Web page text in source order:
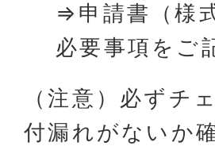
⇒申請書（様
必要事項をご
（注意）必ずチ
付漏れがないか